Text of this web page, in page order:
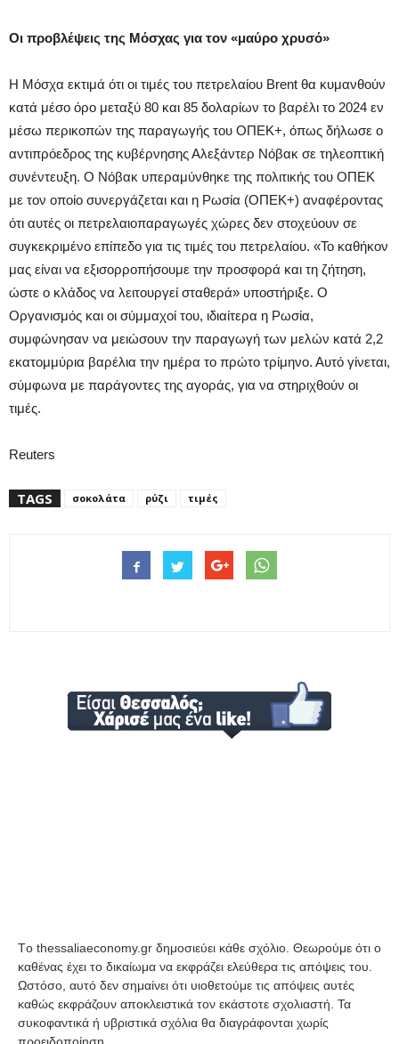
Οι προβλέψεις της Μόσχας για τον «μαύρο χρυσό»
Η Μόσχα εκτιμά ότι οι τιμές του πετρελαίου Brent θα κυμανθούν
κατά μέσο όρο μεταξύ 80 και 85 δολαρίων το βαρέλι το 2024 εν
μέσω περικοπών της παραγωγής του ΟΠΕΚ+, όπως δήλωσε ο
αντιπρόεδρος της κυβέρνησης Αλεξάντερ Νόβακ σε τηλεοπτική
συνέντευξη. Ο Νόβακ υπεραμύνθηκε της πολιτικής του ΟΠΕΚ
με τον οποίο συνεργάζεται και η Ρωσία (ΟΠΕΚ+) αναφέροντας
ότι αυτές οι πετρελαιοπαραγωγές χώρες δεν στοχεύουν σε
συγκεκριμένο επίπεδο για τις τιμές του πετρελαίου. «Το καθήκον
μας είναι να εξισορροπήσουμε την προσφορά και τη ζήτηση,
ώστε ο κλάδος να λειτουργεί σταθερά» υποστήριξε. Ο
Οργανισμός και οι σύμμαχοί του, ιδιαίτερα η Ρωσία,
συμφώνησαν να μειώσουν την παραγωγή των μελών κατά 2,2
εκατομμύρια βαρέλια την ημέρα το πρώτο τρίμηνο. Αυτό γίνεται,
σύμφωνα με παράγοντες της αγοράς, για να στηριχθούν οι
τιμές.
Reuters
TAGS σοκολάτα ρύζι τιμές
Tο thessaliaeconomy.gr δημοσιεύει κάθε σχόλιο. Θεωρούμε ότι ο
καθένας έχει το δικαίωμα να εκφράζει ελεύθερα τις απόψεις του.
Ωστόσο, αυτό δεν σημαίνει ότι υιοθετούμε τις απόψεις αυτές
καθώς εκφράζουν αποκλειστικά τον εκάστοτε σχολιαστή. Τα
συκοφαντικά ή υβριστικά σχόλια θα διαγράφονται χωρίς
προειδοποίηση.